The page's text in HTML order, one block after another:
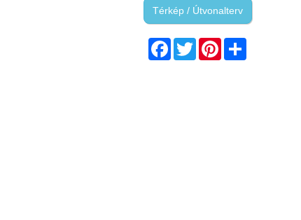
Térkép / Útvonalterv
Facebook
TwitterPinterest